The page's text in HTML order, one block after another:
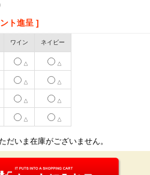
ト進呈 ]
ワイン ネイビー
△ △
△ △
△ △
△ △
だいま在庫がございません。